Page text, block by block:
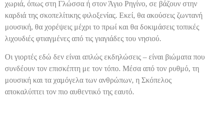
χωριά, όπως στη Γλώσσα ή στον Άγιο Ρηγίνο, σε βάζουν στην
καρδιά της σκοπελίτικης φιλοξενίας. Εκεί, θα ακούσεις ζωντανή
μουσική, θα χορέψεις μέχρι το πρωί και θα δοκιμάσεις τοπικές
λιχουδιές φτιαγμένες από τις γιαγιάδες του νησιού.
Οι γιορτές εδώ δεν είναι απλώς εκδηλώσεις – είναι βιώματα που
συνδέουν τον επισκέπτη με τον τόπο. Μέσα από τον ρυθμό, τη
μουσική και τα χαμόγελα των ανθρώπων, η Σκόπελος
αποκαλύπτει τον πιο αυθεντικό της εαυτό.